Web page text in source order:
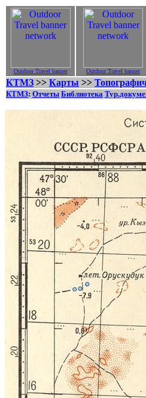
Outdoor Travel banner Outdoor Travel banner
КТМЗ >> Карты >>
КТМЗ: Отчеты Библиотека